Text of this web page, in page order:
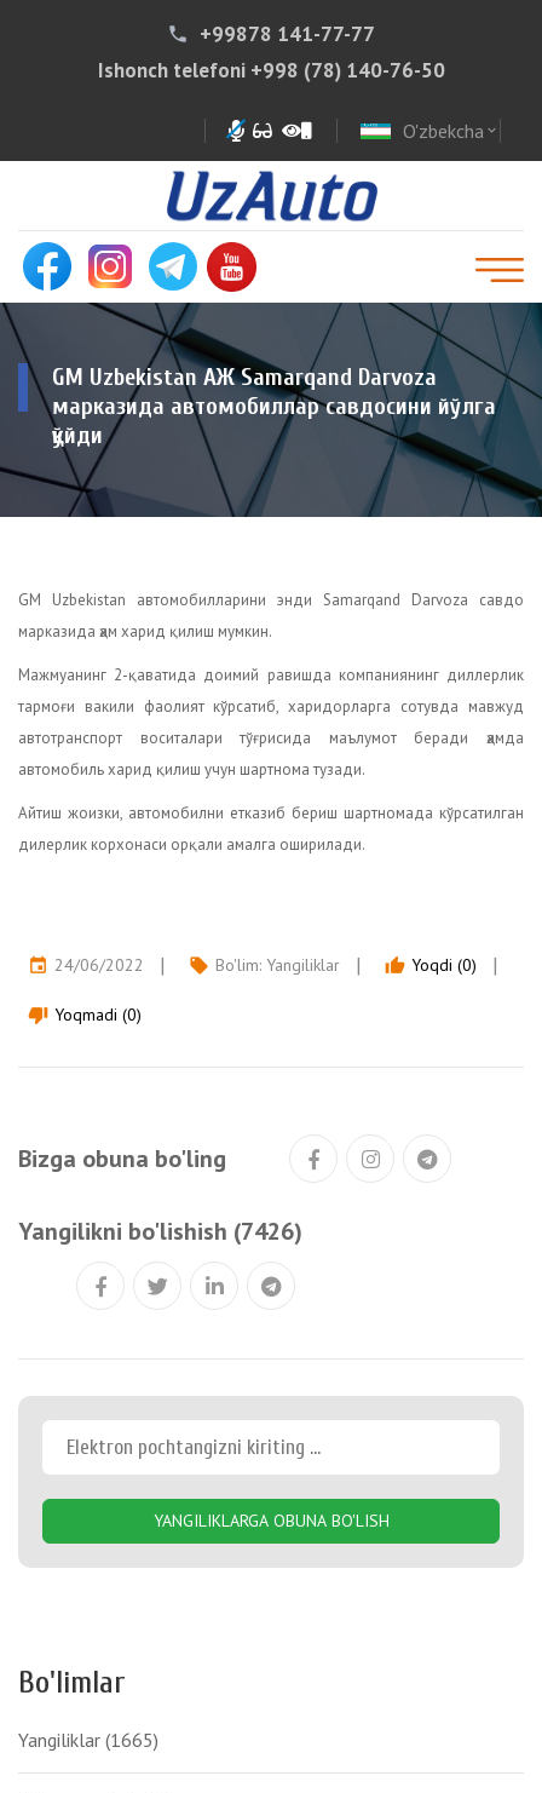
phone
+99878 141-77-77
Ishonch telefoni +998 (78) 140-76-50
O'zbekcha expand_more
GM Uzbekistan АЖ Samarqand Darvoza
марказида автомобиллар савдосини йўлга
қўйди
GM Uzbekistan автомобилларини энди Samarqand Darvoza савдо
марказида ҳам харид қилиш мумкин.
Мажмуанинг 2-қаватида доимий равишда компаниянинг диллерлик
тармоғи вакили фаолият кўрсатиб, харидорларга сотувда мавжуд
автотранспорт воситалари тўғрисида маълумот беради ҳамда
автомобиль харид қилиш учун шартнома тузади.
Айтиш жоизки, автомобилни етказиб бериш шартномада кўрсатилган
дилерлик корхонаси орқали амалга оширилади.
event 24/06/2022 local_offer Bo'lim: Yangiliklar thumb_up Yoqdi (0)
thumb_down Yoqmadi (0)
Bizga obuna bo'ling
Yangilikni bo'lishish (7426)
YANGILIKLARGA OBUNA BO'LISH
Bo'limlar
Yangiliklar (1665)